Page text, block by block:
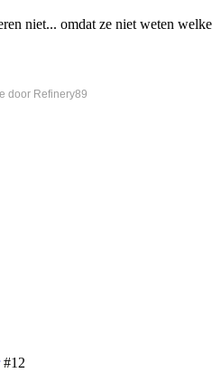
niet... omdat ze niet weten welke
door Refinery89
#12